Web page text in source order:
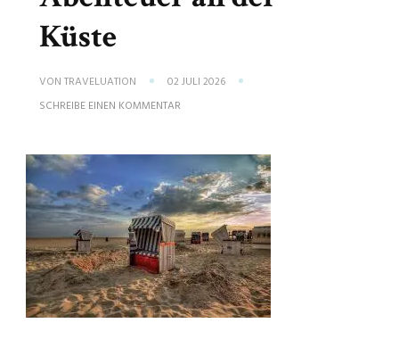
Küste
VON TRAVELUATION
02 JULI 2026
SCHREIBE EINEN KOMMENTAR
HUND:
GEMEINSAME
ABENTEUER
AN
DER
KÜSTE